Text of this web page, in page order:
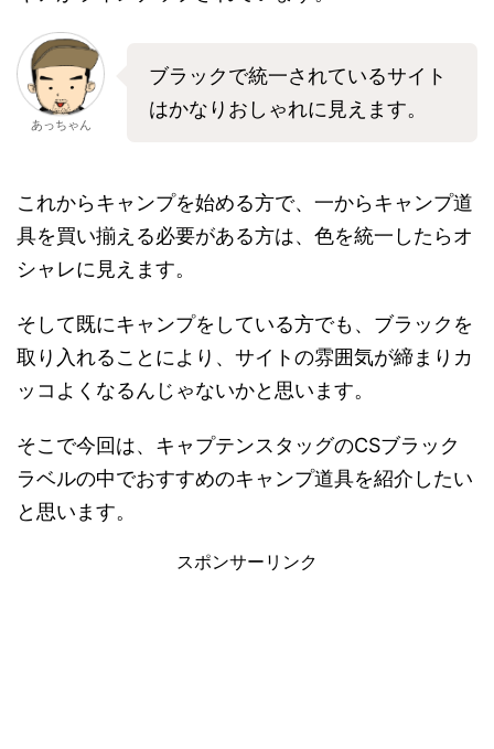
あっちゃん
ブラックで統一されているサイト
はかなりおしゃれに見えます。
これからキャンプを始める方で、一からキャンプ道
具を買い揃える必要がある方は、色を統一したらオ
シャレに見えます。
そして既にキャンプをしている方でも、ブラックを
取り入れることにより、サイトの雰囲気が締まりカ
ッコよくなるんじゃないかと思います。
そこで今回は、キャプテンスタッグのCSブラック
ラベルの中でおすすめのキャンプ道具を紹介したい
と思います。
スポンサーリンク